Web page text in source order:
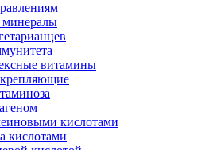
витамины
кислотами
кислотами